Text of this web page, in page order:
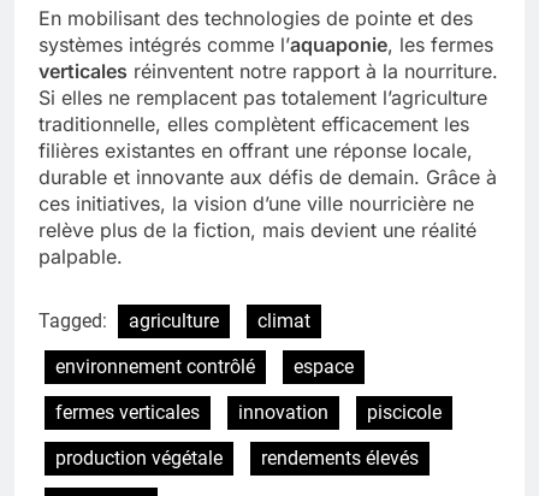
En mobilisant des technologies de pointe et des
systèmes intégrés comme l’aquaponie, les fermes
verticales réinventent notre rapport à la nourriture.
Si elles ne remplacent pas totalement l’agriculture
traditionnelle, elles complètent efficacement les
filières existantes en offrant une réponse locale,
durable et innovante aux défis de demain. Grâce à
ces initiatives, la vision d’une ville nourricière ne
relève plus de la fiction, mais devient une réalité
palpable.
Tagged: agriculture
climat
environnement contrôlé
espace
fermes verticales
innovation
piscicole
production végétale
rendements élevés